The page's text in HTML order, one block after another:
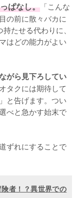
ぱなし。 「こんな
の前に散々バカに
たせる代わりに、
はどの能力がよい
がら見下ろしてい
タクには期待して
と告げます。つい
べと急かす始末で
ずれにすることで
険者！？異世界での